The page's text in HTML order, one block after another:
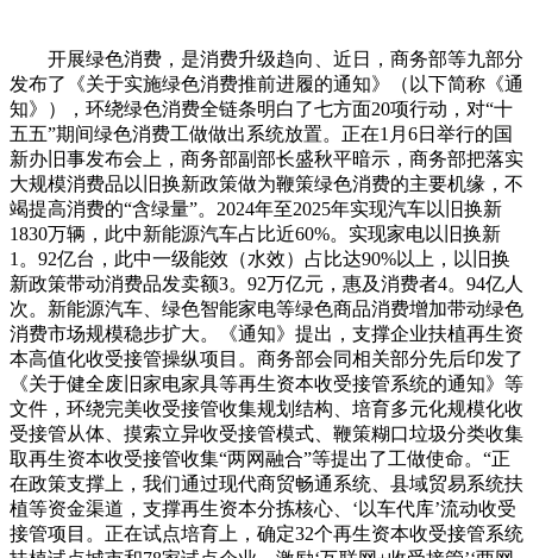
开展绿色消费，是消费升级趋向、近日，商务部等九部分
发布了《关于实施绿色消费推前进履的通知》（以下简称《通
知》），环绕绿色消费全链条明白了七方面20项行动，对“十
五五”期间绿色消费工做做出系统放置。正在1月6日举行的国
新办旧事发布会上，商务部副部长盛秋平暗示，商务部把落实
大规模消费品以旧换新政策做为鞭策绿色消费的主要机缘，不
竭提高消费的“含绿量”。2024年至2025年实现汽车以旧换新
1830万辆，此中新能源汽车占比近60%。实现家电以旧换新
1。92亿台，此中一级能效（水效）占比达90%以上，以旧换
新政策带动消费品发卖额3。92万亿元，惠及消费者4。94亿人
次。新能源汽车、绿色智能家电等绿色商品消费增加带动绿色
消费市场规模稳步扩大。《通知》提出，支撑企业扶植再生资
本高值化收受接管操纵项目。商务部会同相关部分先后印发了
《关于健全废旧家电家具等再生资本收受接管系统的通知》等
文件，环绕完美收受接管收集规划结构、培育多元化规模化收
受接管从体、摸索立异收受接管模式、鞭策糊口垃圾分类收集
取再生资本收受接管收集“两网融合”等提出了工做使命。“正
在政策支撑上，我们通过现代商贸畅通系统、县域贸易系统扶
植等资金渠道，支撑再生资本分拣核心、‘以车代库’流动收受
接管项目。正在试点培育上，确定32个再生资本收受接管系统